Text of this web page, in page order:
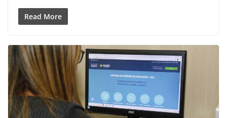
Read More